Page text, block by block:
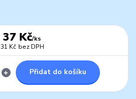
37 Kč/ks
31 Kč bez DPH
Přidat do košíku